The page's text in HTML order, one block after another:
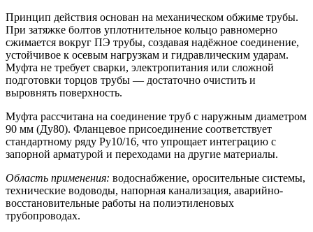
Принцип действия основан на механическом обжиме трубы.
При затяжке болтов уплотнительное кольцо равномерно
сжимается вокруг ПЭ трубы, создавая надёжное соединение,
устойчивое к осевым нагрузкам и гидравлическим ударам.
Муфта не требует сварки, электропитания или сложной
подготовки торцов трубы — достаточно очистить и
выровнять поверхность.
Муфта рассчитана на соединение труб с наружным диаметром
90 мм (Ду80). Фланцевое присоединение соответствует
стандартному ряду Ру10/16, что упрощает интеграцию с
запорной арматурой и переходами на другие материалы.
Область применения: водоснабжение, оросительные системы,
технические водоводы, напорная канализация, аварийно-
восстановительные работы на полиэтиленовых
трубопроводах.